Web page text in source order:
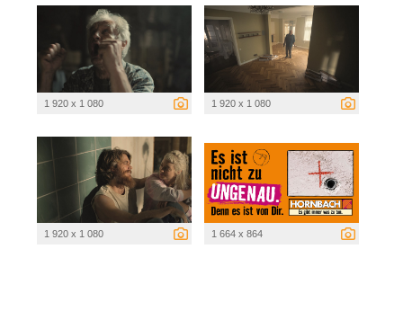
1 920 x 1 080 1 920 x 1 080
1 920 x 1 080 1 664 x 864